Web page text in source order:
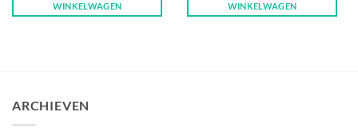
WINKELWAGEN
WINKELWAGEN
ARCHIEVEN